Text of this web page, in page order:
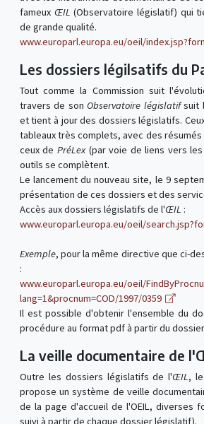
fameux ŒIL (Observatoire législatif) qui
de grande qualité.
www.europarl.europa.eu/oeil/
Les dossiers légilsatifs du
Tout comme la Commission suit
travers de sonObservatoire législatifsuit
et tient à jour des dossiers législatifs.
tableaux très complets, avec des
ceux de PréLex(par voie de liens vers
outils se complètent.
Le lancement du nouveau site, le 9
présentation de ces dossiers et des
Accès aux dossiers législatifs de l'ŒIL :
www.europarl.europa.eu/oeil/
Exemple, pour la même directive que ci-
:
www.europarl.europa.eu/oeil/
lang=1&procnum=COD/1997/0359
Il est possible d'obtenir l'ensemble du
procédure au format pdf à partir du
La veille documentaire de
Outre les dossiers législatifs de l'ŒIL,
propose un système de veille
de la page d'accueil de l'OEIL, diverses
suivi à partir de chaque dossier législatif).